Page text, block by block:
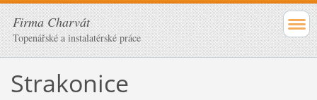
Firma Charvát
Topenářské a instalatérské práce
Strakonice